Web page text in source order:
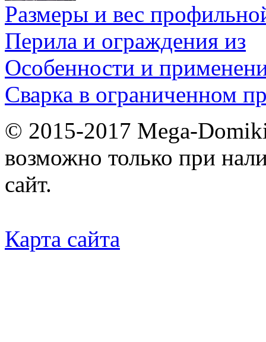
Размеры и вес
Перила и ограждения из
Особенности и
Сварка в ограниченном
© 2015-2017 Mega-
возможно только при
сайт.
Карта сайта